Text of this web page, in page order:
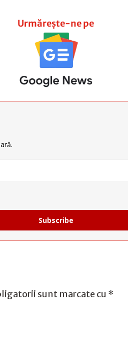
Urmărește-ne pe
Subscribe
sunt marcate cu *